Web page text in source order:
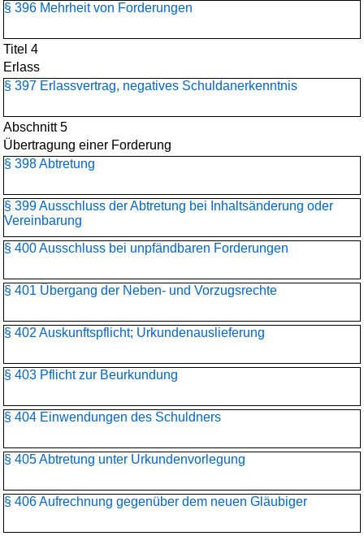
§ 396 Mehrheit von Forderungen
Titel 4
Erlass
§ 397 Erlassvertrag, negatives Schuldanerkenntnis
Abschnitt 5
Übertragung einer Forderung
§ 398 Abtretung
§ 399 Ausschluss der Abtretung bei Inhaltsänderung oder
Vereinbarung
§ 400 Ausschluss bei unpfändbaren Forderungen
§ 401 Übergang der Neben- und Vorzugsrechte
§ 402 Auskunftspflicht; Urkundenauslieferung
§ 403 Pflicht zur Beurkundung
§ 404 Einwendungen des Schuldners
§ 405 Abtretung unter Urkundenvorlegung
§ 406 Aufrechnung gegenüber dem neuen Gläubiger